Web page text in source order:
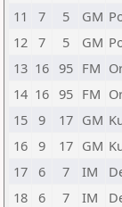
11
7 5 GM
12
7 5 GM
13 16 95 FM
14 16 95 FM
15
9 17 GM
16
9 17 GM
17
6 7 IM
18
6 7 IM